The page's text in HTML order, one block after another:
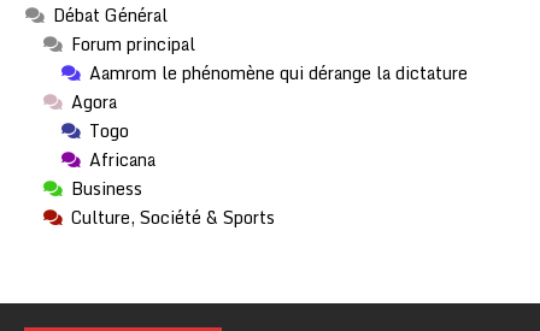
Débat Général
Forum principal
Aamrom le phénomène qui dérange la dictature
Agora
Togo
Africana
Business
Culture, Société & Sports